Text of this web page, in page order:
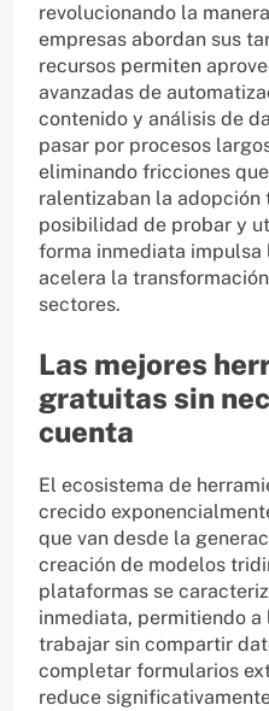
revolucionando la
empresas abordan sus
recursos permiten
avanzadas de
contenido y análisis de
pasar por procesos
eliminando fricciones
ralentizaban la adopción
posibilidad de probar y
forma inmediata impulsa
acelera la
sectores.
Las mejores
gratuitas sin
cuenta
El ecosistema de
crecido
que van desde la
creación de modelos
plataformas se
inmediata, permitiendo a
trabajar sin compartir
completar formularios
reduce